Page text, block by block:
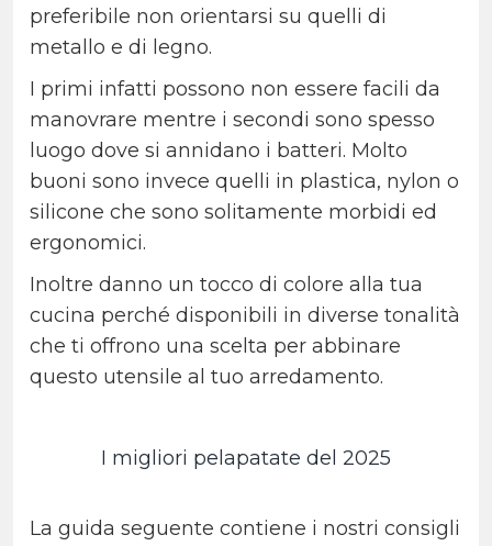
preferibile non orientarsi su quelli di
metallo e di legno.
I primi infatti possono non essere facili da
manovrare mentre i secondi sono spesso
luogo dove si annidano i batteri. Molto
buoni sono invece quelli in plastica, nylon o
silicone che sono solitamente morbidi ed
ergonomici.
Inoltre danno un tocco di colore alla tua
cucina perché disponibili in diverse tonalità
che ti offrono una scelta per abbinare
questo utensile al tuo arredamento.
I migliori pelapatate del 2025
La guida seguente contiene i nostri consigli